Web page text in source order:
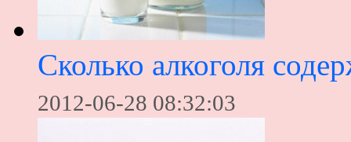
Сколько алкоголя
2012-06-28 08:32:03